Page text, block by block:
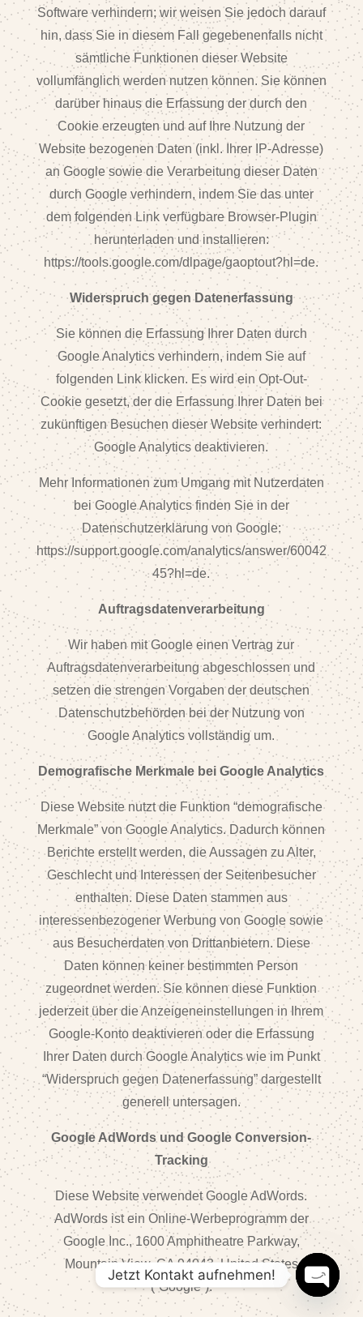
Software verhindern; wir weisen Sie jedoch darauf
hin, dass Sie in diesem Fall gegebenenfalls nicht
sämtliche Funktionen dieser Website
vollumfänglich werden nutzen können. Sie können
darüber hinaus die Erfassung der durch den
Cookie erzeugten und auf Ihre Nutzung der
Website bezogenen Daten (inkl. Ihrer IP-Adresse)
an Google sowie die Verarbeitung dieser Daten
durch Google verhindern, indem Sie das unter
dem folgenden Link verfügbare Browser-Plugin
herunterladen und installieren:
https://tools.google.com/dlpage/gaoptout?hl=de.
Widerspruch gegen Datenerfassung
Sie können die Erfassung Ihrer Daten durch
Google Analytics verhindern, indem Sie auf
folgenden Link klicken. Es wird ein Opt-Out-
Cookie gesetzt, der die Erfassung Ihrer Daten bei
zukünftigen Besuchen dieser Website verhindert:
Google Analytics deaktivieren.
Mehr Informationen zum Umgang mit Nutzerdaten
bei Google Analytics finden Sie in der
Datenschutzerklärung von Google:
https://support.google.com/analytics/answer/60042
45?hl=de.
Auftragsdatenverarbeitung
Wir haben mit Google einen Vertrag zur
Auftragsdatenverarbeitung abgeschlossen und
setzen die strengen Vorgaben der deutschen
Datenschutzbehörden bei der Nutzung von
Google Analytics vollständig um.
Demografische Merkmale bei Google Analytics
Diese Website nutzt die Funktion “demografische
Merkmale” von Google Analytics. Dadurch können
Berichte erstellt werden, die Aussagen zu Alter,
Geschlecht und Interessen der Seitenbesucher
enthalten. Diese Daten stammen aus
interessenbezogener Werbung von Google sowie
aus Besucherdaten von Drittanbietern. Diese
Daten können keiner bestimmten Person
zugeordnet werden. Sie können diese Funktion
jederzeit über die Anzeigeneinstellungen in Ihrem
Google-Konto deaktivieren oder die Erfassung
Ihrer Daten durch Google Analytics wie im Punkt
“Widerspruch gegen Datenerfassung” dargestellt
generell untersagen.
Google AdWords und Google Conversion-
Tracking
Diese Website verwendet Google AdWords.
AdWords ist ein Online-Werbeprogramm der
Google Inc., 1600 Amphitheatre Parkway,
Mountain View, CA 94043, United States
(“Google”).
Jetzt Kontakt aufnehmen!
Open